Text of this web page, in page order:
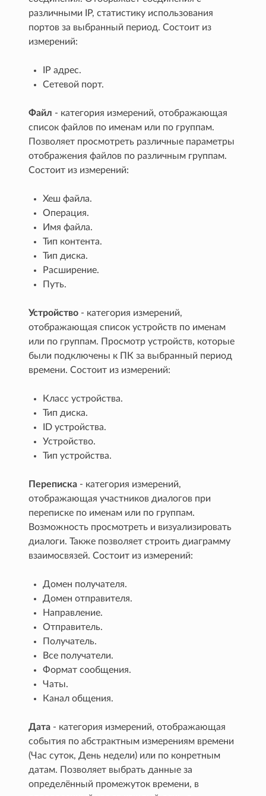
различными IP, статистику использования
портов за выбранный период. Состоит из
измерений:
IP адрес.
Сетевой порт.
Файл - категория измерений, отображающая
список файлов по именам или по группам.
Позволяет просмотреть различные параметры
отображения файлов по различным группам.
Состоит из измерений:
Хеш файла.
Операция.
Имя файла.
Тип контента.
Тип диска.
Расширение.
Путь.
Устройство - категория измерений,
отображающая список устройств по именам
или по группам. Просмотр устройств, которые
были подключены к ПК за выбранный период
времени. Состоит из измерений:
Класс устройства.
Тип диска.
ID устройства.
Устройство.
Тип устройства.
Переписка - категория измерений,
отображающая участников диалогов при
переписке по именам или по группам.
Возможность просмотреть и визуализировать
диалоги. Также позволяет строить диаграмму
взаимосвязей. Состоит из измерений:
Домен получателя.
Домен отправителя.
Направление.
Отправитель.
Получатель.
Все получатели.
Формат сообщения.
Чаты.
Канал общения.
Дата - категория измерений, отображающая
события по абстрактным измерениям времени
(Час суток, День недели) или по конретным
датам. Позволяет выбрать данные за
определённый промежуток времени, в